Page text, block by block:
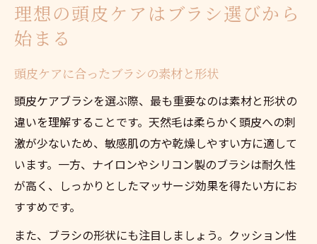
理想の頭皮ケアはブラシ選びから
始まる
頭皮ケアに合ったブラシの素材と形状
頭皮ケアブラシを選ぶ際、最も重要なのは素材と形状の
違いを理解することです。天然毛は柔らかく頭皮への刺
激が少ないため、敏感肌の方や乾燥しやすい方に適して
います。一方、ナイロンやシリコン製のブラシは耐久性
が高く、しっかりとしたマッサージ効果を得たい方にお
すすめです。
また、ブラシの形状にも注目しましょう。クッション性